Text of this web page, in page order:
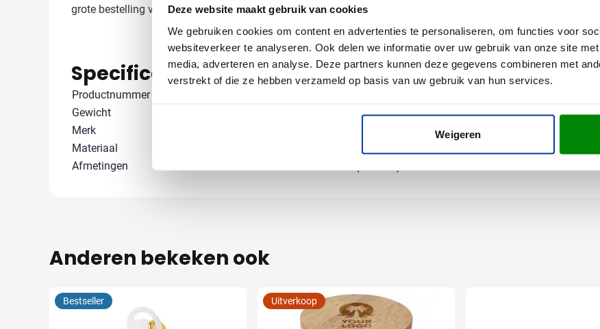
Deze website maakt gebruik van cookies
We gebruiken cookies om content en advertenties te personaliseren, om functies voor
websiteverkeer te analyseren. Ook delen we informatie over uw gebruik van onze site
media, adverteren en analyse. Deze partners kunnen deze gegevens combineren met
verstrekt of die ze hebben verzameld op basis van uw gebruik van hun services.
Weigeren
grote bestelling voor een bedrijfsevenement, jubileum of als eindejaarsgeschenk? Neem contact met ons op -
Specificaties
Productnummer
Gewicht
Merk
Materiaal
Afmetingen
Anderen bekeken ook
Bestseller Uitverkoop